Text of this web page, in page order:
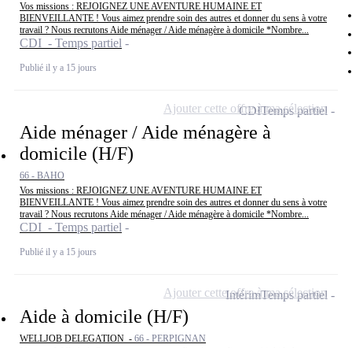
Vos missions : REJOIGNEZ UNE AVENTURE HUMAINE ET
BIENVEILLANTE ! Vous aimez prendre soin des autres et donner du sens à votre
travail ? Nous recrutons Aide ménager / Aide ménagère à domicile *Nombre...
CDI - Temps partiel
Publié il y a 15 jours
Aide ménager / Aide ménagère à
domicile (H/F)
66 - BAHO
Vos missions : REJOIGNEZ UNE AVENTURE HUMAINE ET
BIENVEILLANTE ! Vous aimez prendre soin des autres et donner du sens à votre
travail ? Nous recrutons Aide ménager / Aide ménagère à domicile *Nombre...
CDI - Temps partiel
Publié il y a 15 jours
CDITemps partiel
Ajouter cette offre à ma sélection
Aide à domicile (H/F)
WELLJOB DELEGATION - 66 - PERPIGNAN
IntérimTemps partiel
Ajouter cette offre à ma sélection